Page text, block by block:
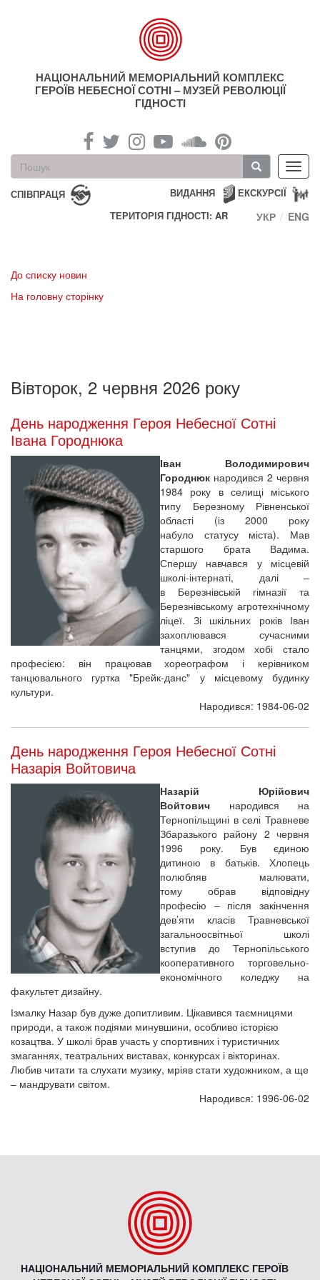
НАЦІОНАЛЬНИЙ МЕМОРІАЛЬНИЙ КОМПЛЕКС
ГЕРОЇВ НЕБЕСНОЇ СОТНІ – МУЗЕЙ РЕВОЛЮЦІЇ
ГІДНОСТІ
Пошукова
форма
Пошук
СПІВПРАЦЯ ЕКСКУРСІЇ
ВИДАННЯ
ТЕРИТОРІЯ ГІДНОСТІ: AR
УКР ENG
До списку новин
На головну сторінку
Вівторок, 2 червня 2026 року
День народження Героя Небесної Сотні
Івана Городнюка
Іван Володимирович
Городнюк народився 2 червня
1984 року в селищі міського
типу Березному Рівненської
області (із 2000 року
набуло статусу міста). Мав
старшого брата Вадима.
Спершу навчався у місцевій
школі-інтернаті, далі –
в Березнівській гімназії та
Березнівському агротехнічному
ліцеї. Зі шкільних років Іван
захоплювався сучасними
танцями, згодом хобі стало
професією: він працював хореографом і керівником
танцювального гуртка "Брейк-данс" у місцевому будинку
культури.
Народився: 1984-06-02
День народження Героя Небесної Сотні
Назарія Войтовича
Назарій Юрійович
Войтович народився на
Тернопільщині в селі Травневе
Збаразького району 2 червня
1996 року. Був єдиною
дитиною в батьків. Хлопець
полюбляв малювати,
тому обрав відповідну
професію – після закінчення
дев’яти класів Травневської
загальноосвітньої школі
вступив до Тернопільського
кооперативного торговельно-
економічного коледжу на
факультет дизайну.
Ізмалку Назар був дуже допитливим. Цікавився таємницями
природи, а також подіями минувшини, особливо історією
козацтва. У школі брав участь у спортивних і туристичних
змаганнях, театральних виставах, конкурсах і вікторинах.
Любив читати та слухати музику, мріяв стати художником, а ще
– мандрувати світом.
Народився: 1996-06-02
НАЦІОНАЛЬНИЙ МЕМОРІАЛЬНИЙ КОМПЛЕКС ГЕРОЇВ